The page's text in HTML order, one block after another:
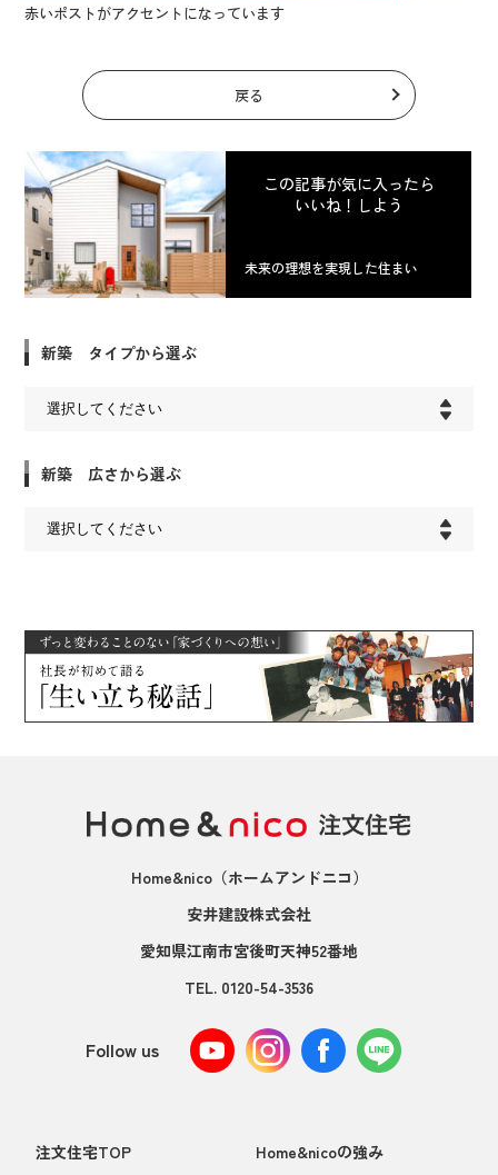
赤いポストがアクセントになっています
戻る
この記事が気に入ったら
いいね！しよう
未来の理想を実現した住まい
新築 タイプから選ぶ
新築 広さから選ぶ
Home&nico（ホームアンドニコ）
安井建設株式会社
愛知県江南市宮後町天神52番地
TEL. 0120-54-3536
Follow us
注文住宅TOP Home&nicoの強み